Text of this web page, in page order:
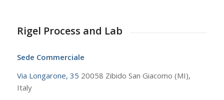
Rigel Process and Lab
Sede Commerciale
Via Longarone, 35 20058 Zibido San Giacomo (MI),
Italy